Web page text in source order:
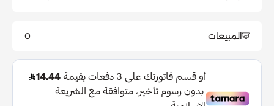
المبيعات 0